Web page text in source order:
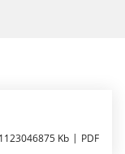
Kb PDF